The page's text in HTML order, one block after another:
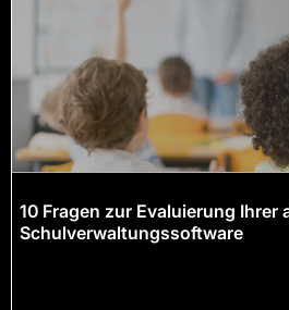
10 Fragen zur Evaluierung Ihrer
Schulverwaltungssoftware